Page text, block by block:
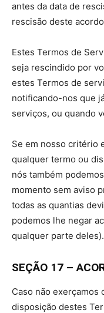
antes da data de
rescisão deste
Estes Termos de
seja rescindido por
estes Termos de
notificando-nos que
serviços, ou quando
Se em nosso critério
qualquer termo ou
nós também
momento sem aviso
todas as quantias
podemos lhe negar
qualquer parte deles).
SEÇÃO 17 –
Caso não
disposição destes